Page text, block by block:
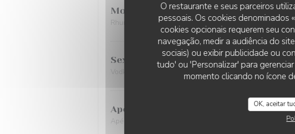
O restaurante e seus parceiros
pessoais. Os cookies denominados
cookies opcionais requerem seu
navegação, medir a audiência do
sociais) ou exibir publicidade ou
tudo' ou 'Personalizar' para
momento clicando no ícone
OK, aceitar
Mojito passion
Rhum blanc 4 cl, fruits de la passion, menthe, sucre de
Sex on the beach
Vodka 4 cl, liqueur de pêche 2 cl, cranberry, jus d'orange
Apérol spritz
Apérol, Prosecco, eau gazeuse, orange, glace